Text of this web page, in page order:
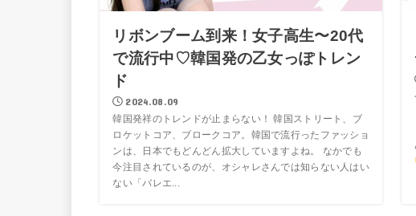
リボンブーム到来！女子高生〜20代
で流行中♡韓国発の乙女っぽトレン
ド
2024.08.09
韓国発祥のトレンドが止まらない！ 韓国ストリート、ブ
ロケットコア、ブロークコア。韓国で流行ったファッショ
ンは、日本でもどんどん拡大していますよね。 なかでも
今注目されているのが、オシャレさんでは知らない人はい
ない「バレエ...